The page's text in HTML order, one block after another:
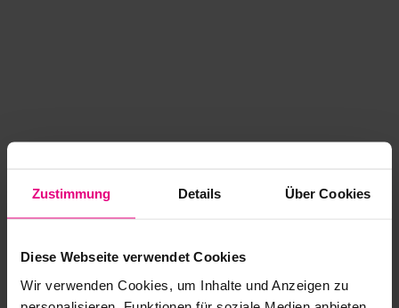
Zustimmung Details Über Cookies
Diese Webseite verwendet Cookies
Wir verwenden Cookies, um Inhalte und Anzeigen zu